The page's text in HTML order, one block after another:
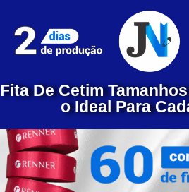
Fita De Cetim
o Ideal Para